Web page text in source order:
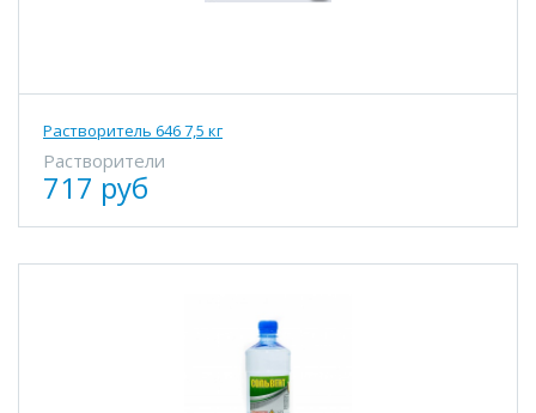
Растворитель 646 7,5 кг
Растворители
717 руб